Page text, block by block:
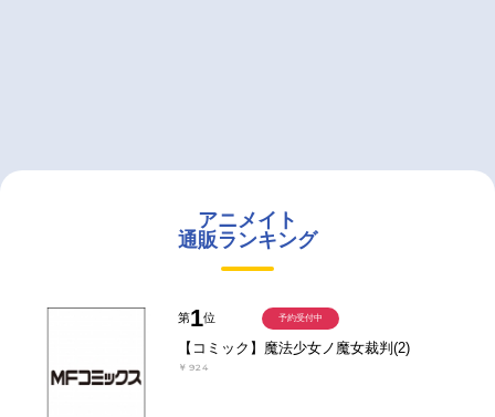
アニメイト
通販ランキング
第1位
【コミック】魔法少女ノ魔女裁判(2)
￥924
予約受付中